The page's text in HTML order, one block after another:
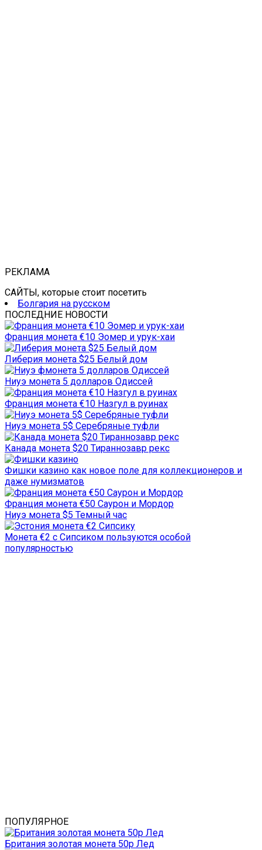
РЕКЛАМА
САЙТЫ, которые стоит посетить
Болгария на русском
ПОСЛЕДНИЕ НОВОСТИ
Франция монета €10 Эомер и урук-хаи
Либерия монета $25 Белый дом
Ниуэ монета 5 долларов Одиссей
Франция монета €10 Назгул в руинах
Ниуэ монета 5$ Серебряные туфли
Канада монета $20 Тираннозавр рекс
Фишки казино как новое поле для коллекционеров и
даже нумизматов
Франция монета €50 Саурон и Мордор
Ниуэ монета $5 Темный час
Монета €2 с Сипсиком пользуются особой
популярностью
ПОПУЛЯРНОЕ
Британия золотая монета 50р Лед